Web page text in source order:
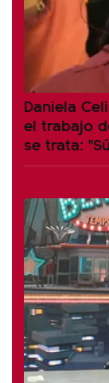
Daniela
el trabajo
se trata: